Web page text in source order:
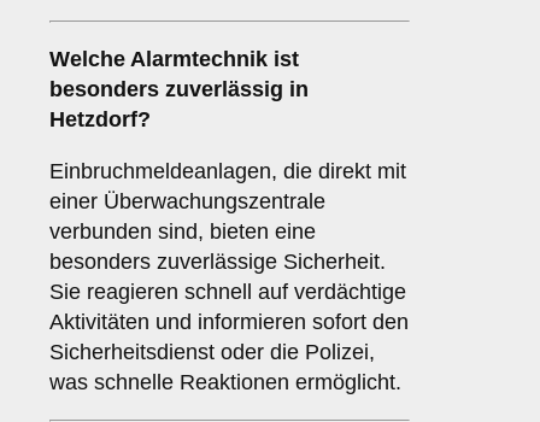
Welche Alarmtechnik ist
besonders zuverlässig in
Hetzdorf?
Einbruchmeldeanlagen, die direkt mit
einer Überwachungszentrale
verbunden sind, bieten eine
besonders zuverlässige Sicherheit.
Sie reagieren schnell auf verdächtige
Aktivitäten und informieren sofort den
Sicherheitsdienst oder die Polizei,
was schnelle Reaktionen ermöglicht.